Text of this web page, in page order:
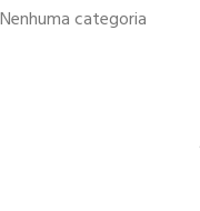
Nenhuma categoria